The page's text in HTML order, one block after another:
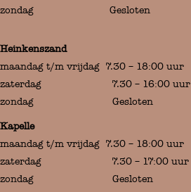
zondag Gesloten
Heinkenszand
maandag t/m vrijdag 7.30 – 18:00 uur
zaterdag 7.30 – 16:00 uur
zondag Gesloten
Kapelle
maandag t/m vrijdag 7.30 – 18:00 uur
zaterdag 7.30 – 17:00 uur
zondag Gesloten